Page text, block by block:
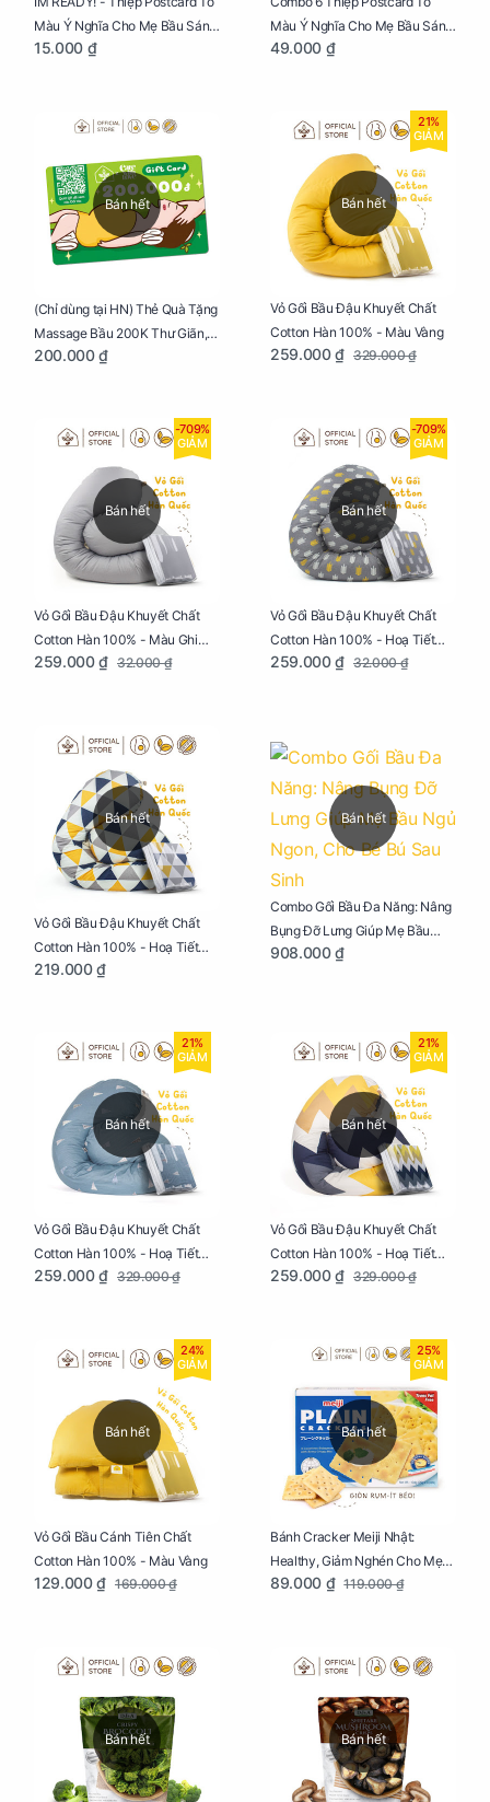
Màu Ý Nghĩa Cho Mẹ Bầu Sáng
Tạo, Thư Giãn Và Hạnh Phúc
15.000 ₫
Màu Ý Nghĩa Cho Mẹ Bầu Sáng
Tạo, Thư Giãn Và Hạnh Phúc
49.000 ₫
Bán hết
(Chỉ dùng tại HN) Thẻ Quà Tặng
Massage Bầu 200K Thư Giãn,
Tăng Tuần Hoàn Máu, Ngủ
200.000 ₫
Bán hết
21%
GIẢM
Vỏ Gối Bầu Đậu Khuyết Chất
Cotton Hàn 100% - Màu Vàng
259.000 ₫ 329.000 ₫
Bán hết
-709%
GIẢM
Vỏ Gối Bầu Đậu Khuyết Chất
Cotton Hàn 100% - Màu Ghi
Xám
259.000 ₫ 32.000 ₫
Bán hết
-709%
GIẢM
Vỏ Gối Bầu Đậu Khuyết Chất
Cotton Hàn 100% - Hoạ Tiết
Xương Cá
259.000 ₫ 32.000 ₫
Bán hết
Vỏ Gối Bầu Đậu Khuyết Chất
Cotton Hàn 100% - Hoạ Tiết
Tam Giác
219.000 ₫
Bán hết
Combo Gối Bầu Đa Năng: Nâng
Bụng Đỡ Lưng Giúp Mẹ Bầu
Ngủ Ngon, Cho Bé Bú Sau Sinh
908.000 ₫
Bán hết
21%
GIẢM
Vỏ Gối Bầu Đậu Khuyết Chất
Cotton Hàn 100% - Hoạ Tiết
Thông Lạnh
259.000 ₫ 329.000 ₫
Bán hết
21%
GIẢM
Vỏ Gối Bầu Đậu Khuyết Chất
Cotton Hàn 100% - Hoạ Tiết
Ziczac
259.000 ₫ 329.000 ₫
Bán hết
24%
GIẢM
Vỏ Gối Bầu Cánh Tiên Chất
Cotton Hàn 100% - Màu Vàng
129.000 ₫ 169.000 ₫
Bán hết
25%
GIẢM
Bánh Cracker Meiji Nhật:
Healthy, Giảm Nghén Cho Mẹ
Bầu Hộp 104g
89.000 ₫ 119.000 ₫
Bán hết Bán hết